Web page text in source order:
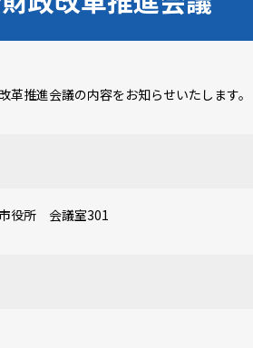
推進会議の内容をお知らせいたします。
役所 会議室301